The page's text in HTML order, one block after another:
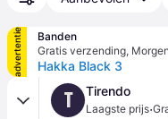
advertentie
Banden
Gratis verzending, Morgen
Hakka Black 3
T Tirendo
Laagste prijs·